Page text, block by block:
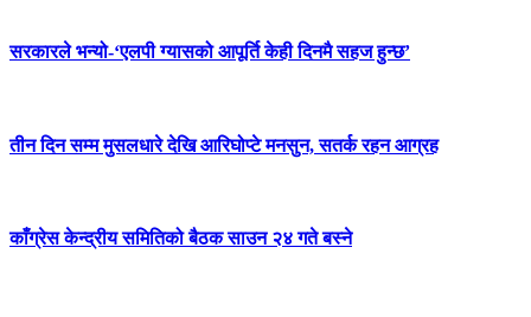
सरकारले भन्यो-‘एलपी ग्यासको आपूर्ति केही दिनमै सहज हुन्छ’
तीन दिन सम्म मुसलधारे देखि आरिघोप्टे मनसुन, सतर्क रहन आग्रह
काँग्रेस केन्द्रीय समितिको बैठक साउन २४ गते बस्ने